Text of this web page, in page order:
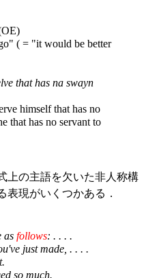
( = "it would be better
that has na swayn
himself that has no
that has no servant to
の主語を欠いた非人称構
表現がいくつかある．
as follows: . . . .
just made, . . . .
so much.